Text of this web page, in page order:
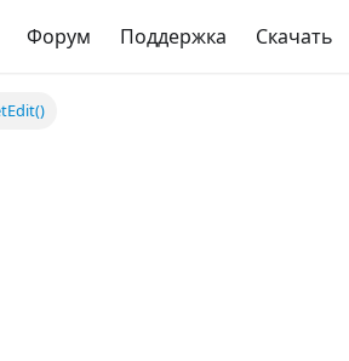
Форум Поддержка Скачать